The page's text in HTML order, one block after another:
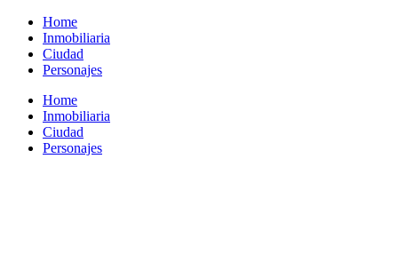
contenido
Home
Inmobiliaria
Ciudad
Personajes
Home
Inmobiliaria
Ciudad
Personajes